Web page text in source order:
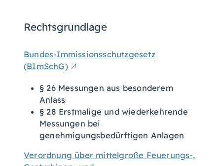
Rechtsgrundlage
Bundes-Immissionsschutzgesetz
(BImSchG)
§ 26 Messungen aus besonderem
Anlass
§ 28 Erstmalige und wiederkehrende
Messungen bei
genehmigungsbedürftigen Anlagen
Verordnung über mittelgroße Feuerungs-,